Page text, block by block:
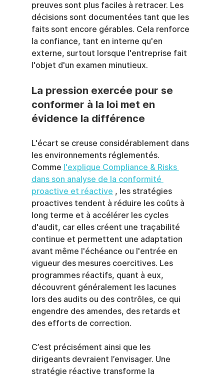
preuves sont plus faciles à retracer. Les
décisions sont documentées tant que les
faits sont encore gérables. Cela renforce
la confiance, tant en interne qu'en
externe, surtout lorsque l'entreprise fait
l'objet d'un examen minutieux.
La pression exercée pour se
conformer à la loi met en
évidence la différence
L'écart se creuse considérablement dans
les environnements réglementés.
Comme l'explique Compliance & Risks
dans son analyse de la conformité
proactive et réactive , les stratégies
proactives tendent à réduire les coûts à
long terme et à accélérer les cycles
d'audit, car elles créent une traçabilité
continue et permettent une adaptation
avant même l'échéance ou l'entrée en
vigueur des mesures coercitives. Les
programmes réactifs, quant à eux,
découvrent généralement les lacunes
lors des audits ou des contrôles, ce qui
engendre des amendes, des retards et
des efforts de correction.
C’est précisément ainsi que les
dirigeants devraient l’envisager. Une
stratégie réactive transforme la